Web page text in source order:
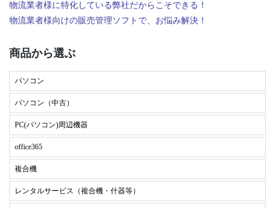
物流業者様に特化している弊社だからこそできる！
物流業者様向けの販売管理ソフトで、お悩み解決！
商品から選ぶ
パソコン
パソコン（中古）
PC(パソコン)周辺機器
office365
複合機
レンタルサービス（複合機・什器等）